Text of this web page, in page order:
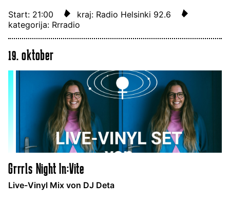
Start: 21:00
kraj: Radio Helsinki 92.6
kategorija: Rrradio
19. oktober
Grrrls Night In:Vite
Live-Vinyl Mix von DJ Deta